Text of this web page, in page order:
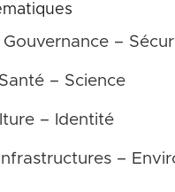
Gouvernance –
– Science
– Identité
–